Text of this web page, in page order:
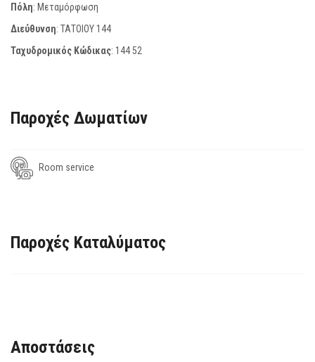
Πόλη: Μεταμόρφωση
Διεύθυνση: ΤΑΤΟΙΟΥ 144
Ταχυδρομικός Κώδικας: 144 52
Παροχές Δωματίων
Room service
Παροχές Καταλύματος
Αποστάσεις